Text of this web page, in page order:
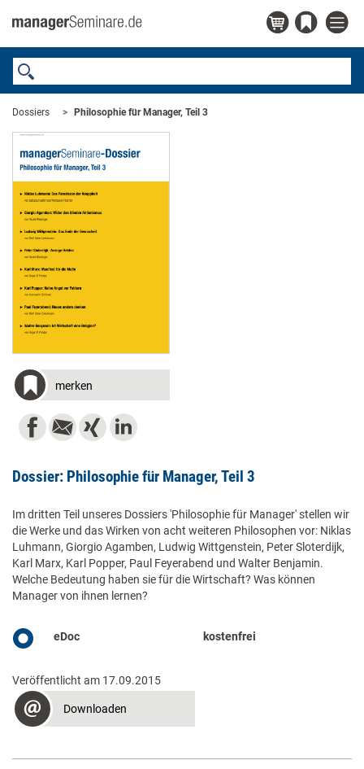
Dossiers Philosophie für Manager, Teil 3
merken
Dossier: Philosophie für Manager, Teil 3
Im dritten Teil unseres Dossiers 'Philosophie für Manager' stellen wir
die Werke und das Wirken von acht weiteren Philosophen vor: Niklas
Luhmann, Giorgio Agamben, Ludwig Wittgenstein, Peter Sloterdijk,
Karl Marx, Karl Popper, Paul Feyerabend und Walter Benjamin.
Welche Bedeutung haben sie für die Wirtschaft? Was können
Manager von ihnen lernen?
eDoc kostenfrei
Veröffentlicht am 17.09.2015
Downloaden